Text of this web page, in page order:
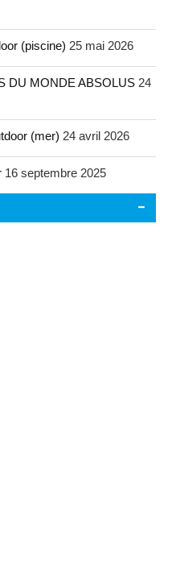
(piscine) 25 mai 2026
DU MONDE ABSOLUS 24
(mer) 24 avril 2026
16 septembre 2025